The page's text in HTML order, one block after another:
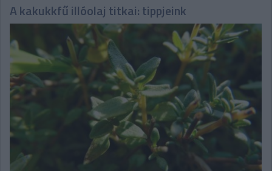
A kakukkfű illóolaj titkai: tippjeink